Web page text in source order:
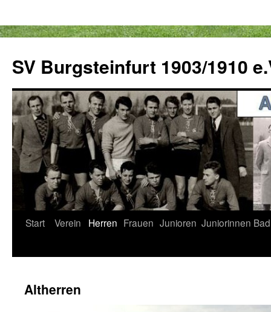
springen
SV Burgsteinfurt 1903/1910
Start Verein Herren Frauen Junioren Juniorinnen
Altherren